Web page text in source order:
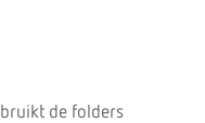
de folders